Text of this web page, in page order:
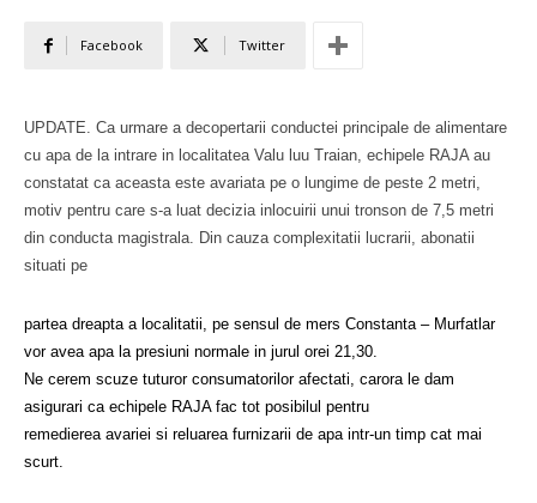
Facebook Twitter
UPDATE. Ca urmare a decopertarii conductei principale de alimentare
cu apa de la intrare in localitatea Valu luu Traian, echipele RAJA au
constatat ca aceasta este avariata pe o lungime de peste 2 metri,
motiv pentru care s-a luat decizia inlocuirii unui tronson de 7,5 metri
din conducta magistrala. Din cauza complexitatii lucrarii, abonatii
situati pe
partea dreapta a localitatii, pe sensul de mers Constanta – Murfatlar
vor avea apa la presiuni normale in jurul orei 21,30.
Ne cerem scuze tuturor consumatorilor afectati, carora le dam
asigurari ca echipele RAJA fac tot posibilul pentru
remedierea avariei si reluarea furnizarii de apa intr-un timp cat mai
scurt.